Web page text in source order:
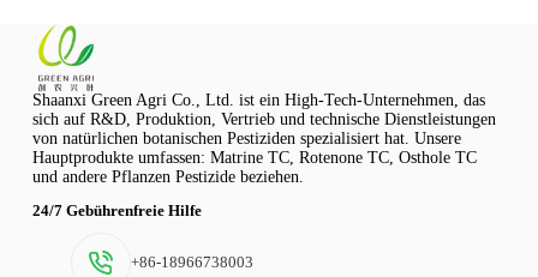
Shaanxi Green Agri Co., Ltd. ist ein High-Tech-Unternehmen, das
sich auf R&D, Produktion, Vertrieb und technische Dienstleistungen
von natürlichen botanischen Pestiziden spezialisiert hat. Unsere
Hauptprodukte umfassen: Matrine TC, Rotenone TC, Osthole TC
und andere Pflanzen Pestizide beziehen.
24/7 Gebührenfreie Hilfe
+86-18966738003